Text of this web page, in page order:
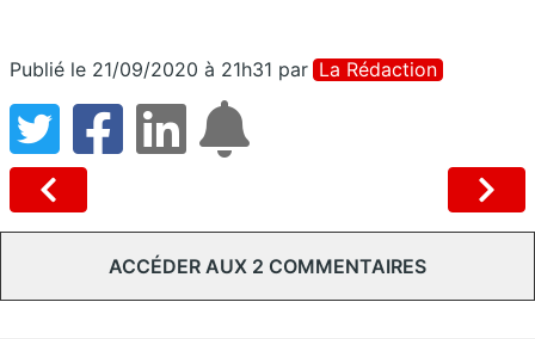
Publié le 21/09/2020 à 21h31 par La Rédaction
ACCÉDER AUX 2 COMMENTAIRES